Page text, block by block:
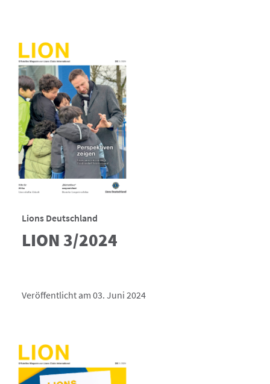
Lions Deutschland
LION 3/2024
Veröffentlicht am 03. Juni 2024